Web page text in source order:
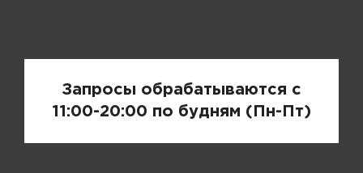
Запросы обрабатываются с
11:00-20:00 по будням (Пн-Пт)